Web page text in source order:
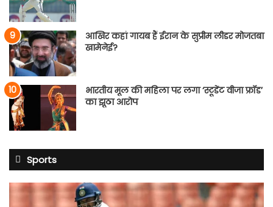
आखिर कहां गायब हैं ईरान के सुप्रीम लीडर मोजतबा
खामेनेई?
भारतीय मूल की महिला पर लगा ‘स्टूडेंट वीजा फ्रॉड’
का झूठा आरोप
Sports
साई